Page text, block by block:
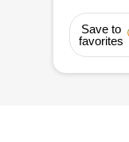
Save to
favorites